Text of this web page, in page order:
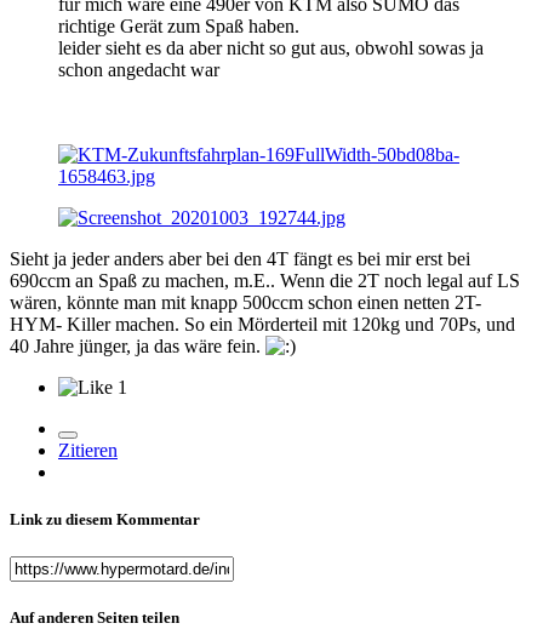
richtige Gerät zum Spaß haben.
leider sieht es da aber nicht so gut aus, obwohl sowas ja
schon angedacht war
Sieht ja jeder anders aber bei den 4T fängt es bei mir erst bei
690ccm an Spaß zu machen, m.E.. Wenn die 2T noch legal auf LS
wären, könnte man mit knapp 500ccm schon einen netten 2T-
HYM- Killer machen. So ein Mörderteil mit 120kg und 70Ps, und
40 Jahre jünger, ja das wäre fein.
1
Zitieren
Link zu diesem Kommentar
Auf anderen Seiten teilen